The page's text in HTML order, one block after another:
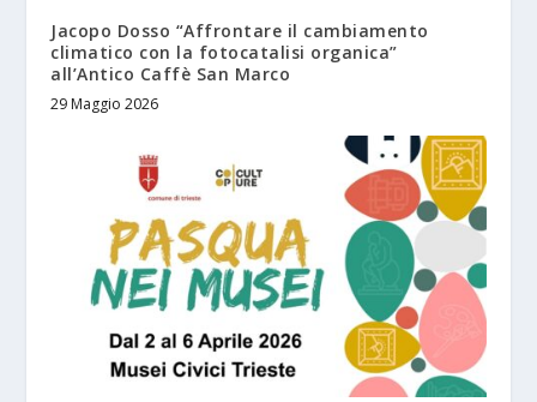
Jacopo Dosso “Affrontare il cambiamento
climatico con la fotocatalisi organica”
all’Antico Caffè San Marco
29 Maggio 2026